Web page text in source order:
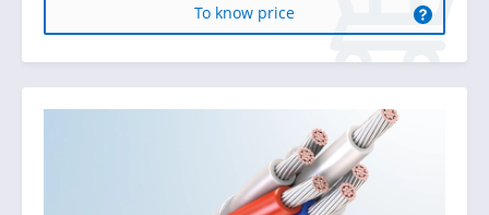
To know price